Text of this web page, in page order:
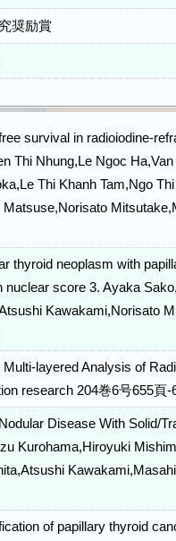
奨励賞
survival in radioiodine-
Thi Nhung,Le Ngoc
Thi Khanh Tam,Ngo
thyroid neoplasm with
score 3. Ayaka
Kawakami,Norisato
layered Analysis of
research 204巻6号655頁-
Disease With Solid/
Kurohama,Hiroyuki
of papillary thyroid